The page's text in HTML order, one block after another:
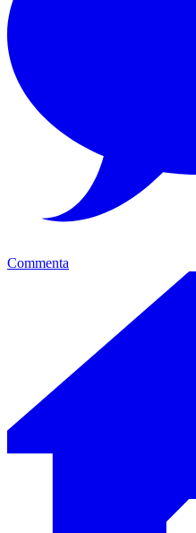
Commenta